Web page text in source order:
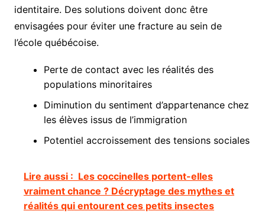
identitaire. Des solutions doivent donc être
envisagées pour éviter une fracture au sein de
l’école québécoise.
Perte de contact avec les réalités des
populations minoritaires
Diminution du sentiment d’appartenance chez
les élèves issus de l’immigration
Potentiel accroissement des tensions sociales
Lire aussi : Les coccinelles portent-elles
vraiment chance ? Décryptage des mythes et
réalités qui entourent ces petits insectes